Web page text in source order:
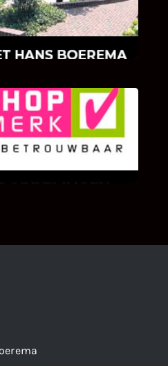
in de wereld van
en tegels!
om te weten wat u
onze diensten vindt.